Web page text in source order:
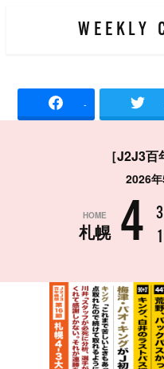
コ
ン
WEEKLY
-
［J2J3百
2026年
HOME
札幌 4
3
1